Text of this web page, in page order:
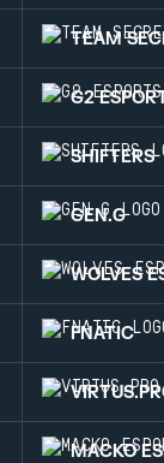
TEAM
G2
SHIFTERS
GEN.G
WOLVES
FNATIC
MACKO